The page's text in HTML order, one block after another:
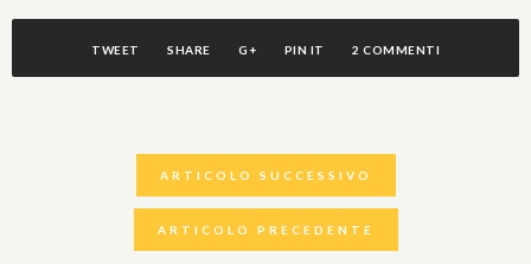
TWEET SHARE G+ PIN IT 2 COMMENTI
ARTICOLO SUCCESSIVO
ARTICOLO PRECEDENTE